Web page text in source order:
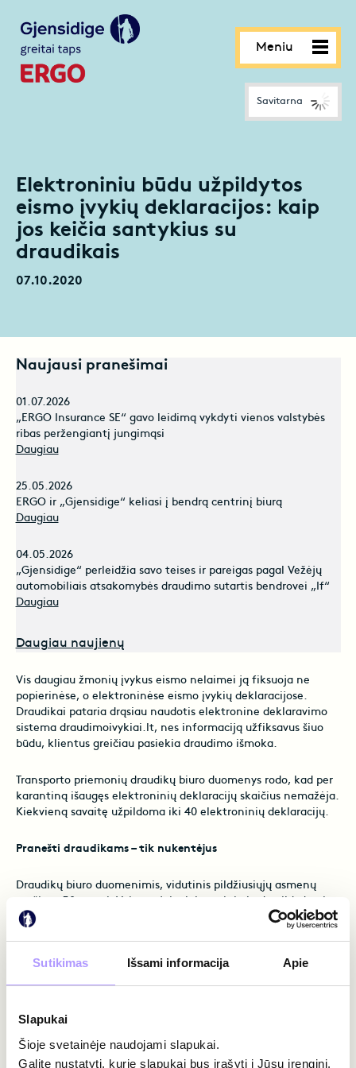
Sutikimas Išsami informacija Apie
Slapukai
Šioje svetainėje naudojami slapukai.
Galite nustatyti, kurie slapukai bus įrašyti į Jūsų įrenginį,
Meniu
Savitarna
Elektroniniu būdu užpildytos
eismo įvykių deklaracijos: kaip
jos keičia santykius su
draudikais
07.10.2020
Naujausi pranešimai
01.07.2026
„ERGO Insurance SE“ gavo leidimą vykdyti vienos valstybės
ribas peržengiantį jungimąsi
Daugiau
25.05.2026
ERGO ir „Gjensidige“ keliasi į bendrą centrinį biurą
Daugiau
04.05.2026
„Gjensidige“ perleidžia savo teises ir pareigas pagal Vežėjų
automobiliais atsakomybės draudimo sutartis bendrovei „If“
Daugiau
Daugiau naujienų
Vis daugiau žmonių įvykus eismo nelaimei ją fiksuoja ne
popierinėse, o elektroninėse eismo įvykių deklaracijose.
Draudikai pataria drąsiau naudotis elektronine deklaravimo
sistema draudimoivykiai.lt, nes informaciją užfiksavus šiuo
būdu, klientus greičiau pasiekia draudimo išmoka.
Transporto priemonių draudikų biuro duomenys rodo, kad per
karantiną išaugęs elektroninių deklaracijų skaičius nemažėja.
Kiekvieną savaitę užpildoma iki 40 elektroninių deklaracijų.
Pranešti draudikams – tik nukentėjus
Draudikų biuro duomenimis, vidutinis pildžiusiųjų asmenų
eismo įvykių deklaracijas, vidutiniškai užtrunka apie 18
pildymą išmaniuoju būdu dažniau renkasi nukentėjusysis.
elektronines eismo įvykių deklaracijas. Tai – bekontaktis
būdu užpildytas dokumentas yra naudingas ir draudikams, ir
klientams. Mes galime gerokai operatyviau administruoti